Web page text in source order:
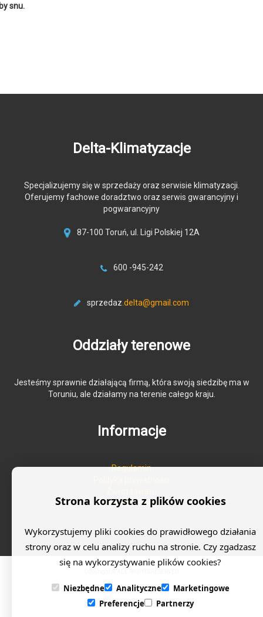
snu.
Delta-Klimatyzacje
Specjalizujemy się w sprzedaży oraz serwisie klimatyzacji.
Oferujemy fachowe doradztwo oraz serwis gwarancyjny i
pogwarancyjny
87-100 Toruń, ul. Ligi Polskiej 12A
600 -945-242
sprzedaz .delta@gmail.com
Oddziały terenowe
Jesteśmy sprawnie działającą firmą, która swoją siedzibę ma w
Toruniu, ale działamy na terenie całego kraju.
Informacje
Regulamin
Gwarancja i serwis
Strona korzysta z plików cookies
Wykorzystujemy pliki cookies do prawidłowego działania
strony oraz w celu analizy ruchu na stronie. Czy zgadzasz
się na wykorzystywanie plików cookies?
Niezbędne Analityczne
Marketingowe
Preferencje
Partnerzy